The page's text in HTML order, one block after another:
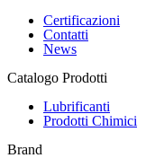
Certificazioni
Contatti
News
Catalogo Prodotti
Lubrificanti
Prodotti Chimici
Brand